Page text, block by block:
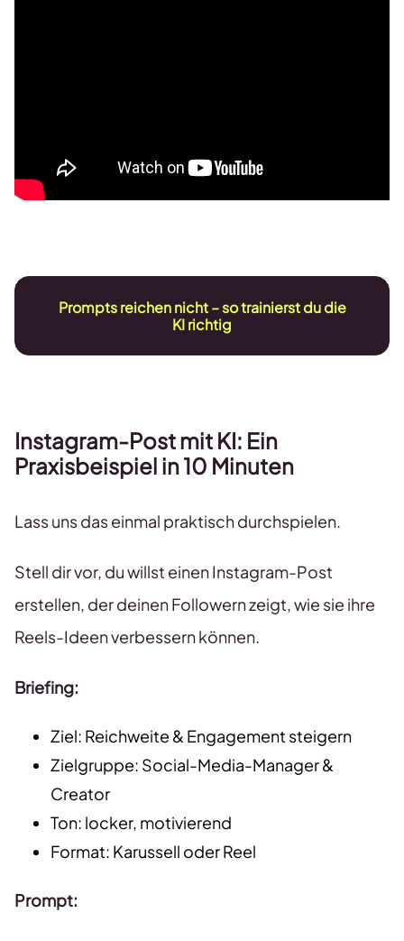
Prompts reichen nicht – so trainierst du die
KI richtig
Instagram-Post mit KI: Ein
Praxisbeispiel in 10 Minuten
Lass uns das einmal praktisch durchspielen.
Stell dir vor, du willst einen Instagram-Post
erstellen, der deinen Followern zeigt, wie sie ihre
Reels-Ideen verbessern können.
Briefing:
Ziel: Reichweite & Engagement steigern
Zielgruppe: Social-Media-Manager &
Creator
Ton: locker, motivierend
Format: Karussell oder Reel
Prompt: